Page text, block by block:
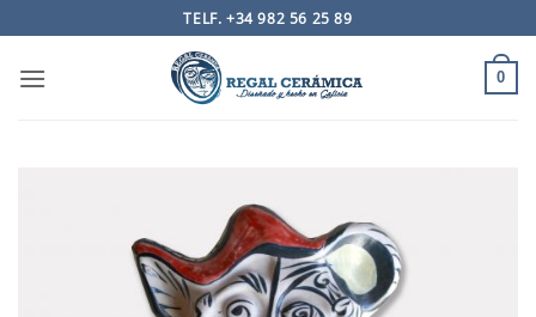
al
contenido
TELF. +34 982 56 25 89
0